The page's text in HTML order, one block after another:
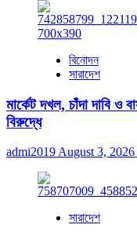
বিনোদন
সারাদেশ
মার্কেট দখল, চাঁদা দাবি ও
বিরুদ্ধে
admi2019 August 3, 2026
সারাদেশ